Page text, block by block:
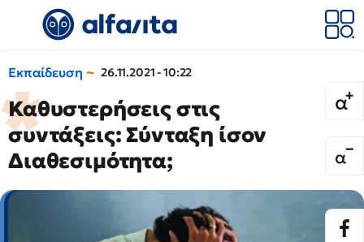
Εκπαίδευση 26.11.2021 - 10:22
Καθυστερήσεις στις
συντάξεις: Σύνταξη ίσον
Διαθεσιμότητα;